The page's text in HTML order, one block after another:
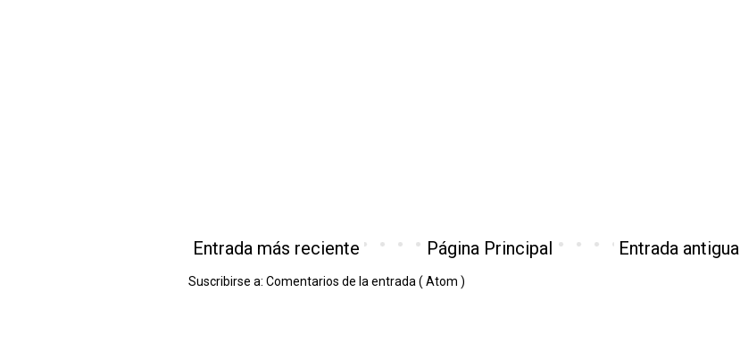
Entrada más reciente Entrada antigua
Página Principal
Suscribirse a: Comentarios de la entrada ( Atom )